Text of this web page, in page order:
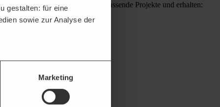
gestalten: für eine
sowie zur Analyse der
Marketing
Plattform sichern Sie sich passende Projekte und erhalten: